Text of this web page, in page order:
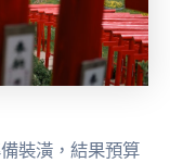
裝潢，結果預算